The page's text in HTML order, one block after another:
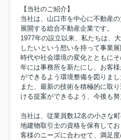
【当社のご紹介】
当社は、山口市を中心に不動産
展開する総合不動産企業です。
1977年の設立以来、私たちは、
したいという想いを持って事業展
時代や社会環境の変化とともに
年には事務所を新たにし、お客
ができるよう環境整備を図りまし
また、最新の技術を積極的に取
ける提案ができるよう、今後も努
当社は、従業員数12名の小さな
地建物取引士の資格を保有して
客様のニーズに合わせて、満足